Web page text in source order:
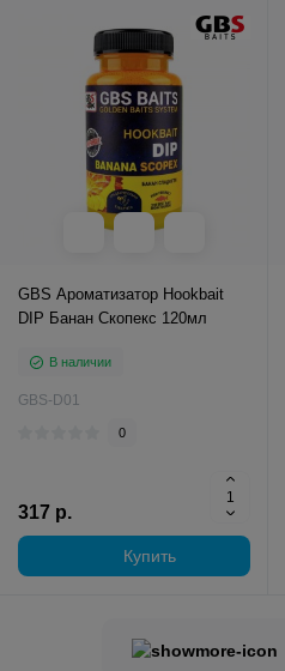
GBS Ароматизатор Hookbait
DIP Банан Скопекс 120мл
В наличии
GBS-D01
0
317 р.
Купить